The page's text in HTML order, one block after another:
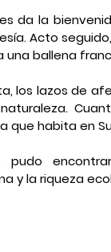
da la
Acto
ballena
los lazos de
que habita en
pudo
y la riqueza